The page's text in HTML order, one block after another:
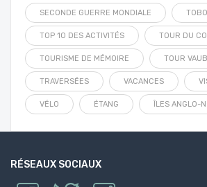
SECONDE GUERRE MONDIALE
TOP 10 DES ACTIVITÉS TOUR DU
TOURISME DE MÉMOIRE TOUR
TRAVERSÉES VACANCES
VÉLO ÉTANG ÎLES ANGLO-
RÉSEAUX SOCIAUX